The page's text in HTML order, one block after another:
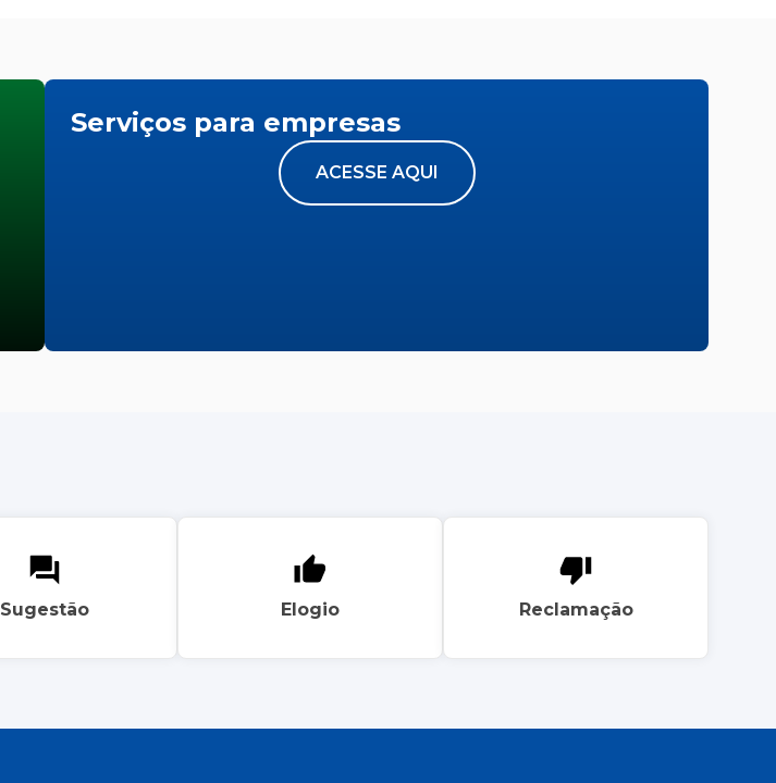
Serviços para empresas
ACESSE AQUI
Sugestão Elogio Reclamação